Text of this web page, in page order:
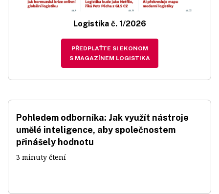
Logistika č. 1/2026
PŘEDPLAŤTE SI EKONOM
S MAGAZÍNEM LOGISTIKA
Pohledem odborníka: Jak využít nástroje
umělé inteligence, aby společnostem
přinášely hodnotu
3 minuty čtení